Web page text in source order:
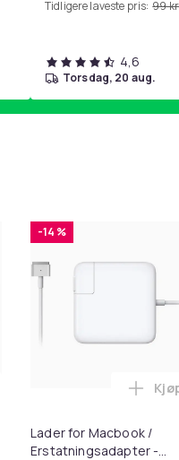
Tidligere laveste pris: 99 kr
4,6
torsdag, 20 aug.
i handlekurven
til HDMI Converter
-14 %
Lader for Macbook /
Erstatningsadapter -